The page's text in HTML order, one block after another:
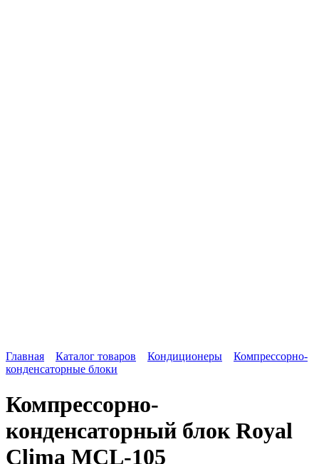
Главная Каталог товаров Кондиционеры
Компрессорно-
конденсаторные блоки
Компрессорно-
конденсаторный блок Royal
Clima MCL-105